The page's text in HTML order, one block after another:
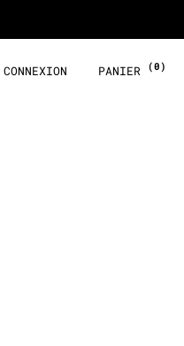
CONNEXION PANIER (0)